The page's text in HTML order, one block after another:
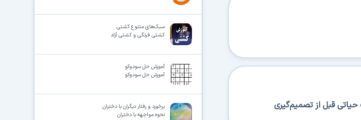
حیاتی قبل از تصمیم‌گیری
سبک‌های متنوع کشتی
کشتی فرنگی و کشتی آزاد
آموزش حل سودوکو
آموزش حل سودوکو
برخورد و رفتار دیگران با دختران
نحوه مواجهه با دختران